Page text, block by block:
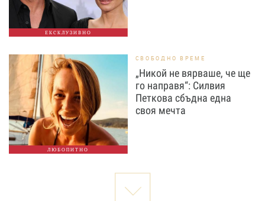
ЕКСКЛУЗИВНО
ЛЮБОПИТНО
СВОБОДНО ВРЕМЕ
„Никой не вярваше, че ще
го направя“: Силвия
Петкова сбъдна една
своя мечта